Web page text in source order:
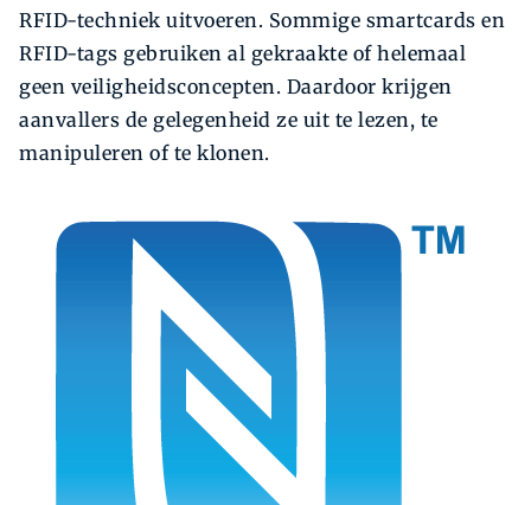
RFID-techniek uitvoeren. Sommige smartcards en
RFID-tags gebruiken al gekraakte of helemaal
geen veiligheidsconcepten. Daardoor krijgen
aanvallers de gelegenheid ze uit te lezen, te
manipuleren of te klonen.